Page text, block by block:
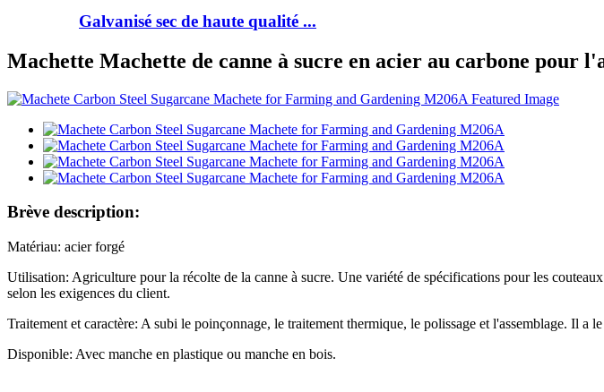
Galvanisé sec de haute qualité ...
Machette Machette de canne à sucre en acier au carbone pour
Brève description:
Matériau: acier forgé
Utilisation: Agriculture pour la récolte de la canne à sucre. Une variété de spécifications pour les
selon les exigences du client.
Traitement et caractère: A subi le poinçonnage, le traitement thermique, le polissage et l'assemblage. Il a
Disponible: Avec manche en plastique ou manche en bois.